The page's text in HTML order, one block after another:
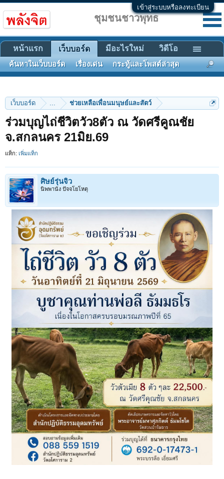
เข้าสู่ระบบหรือลงทะเบียน
เว็บบอร์ด ... ช่วยเหลือเพื่อนมนุษย์และสัตว์
ร่วมบุญไถ่ชีวิตวัว8ตัว ณ วัดศรีคูณชัย
จ.สกลนคร 21มิย.69
แท็ก: เพิ่มแท็ก
ศิษย์รุ่นจิ๋ว
นิพพานัง ปัจจโยโหตุ
ชุมชนชาวพุทธ
หน้าแรก เว็บบอร์ด
ค้นหาในเว็บบอร์ด เรื่องเด่น กระทู้และโพสต์ล่าสุด
มีอะไรใหม่ วิดีโอ